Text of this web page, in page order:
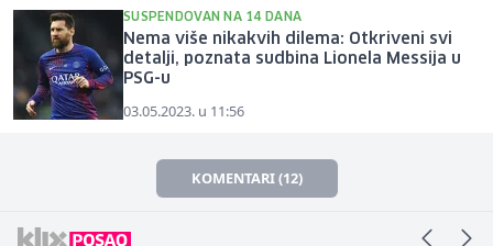
SUSPENDOVAN NA 14 DANA
Nema više nikakvih dilema: Otkriveni svi
detalji, poznata sudbina Lionela Messija u
PSG-u
03.05.2023. u 11:56
KOMENTARI (12)